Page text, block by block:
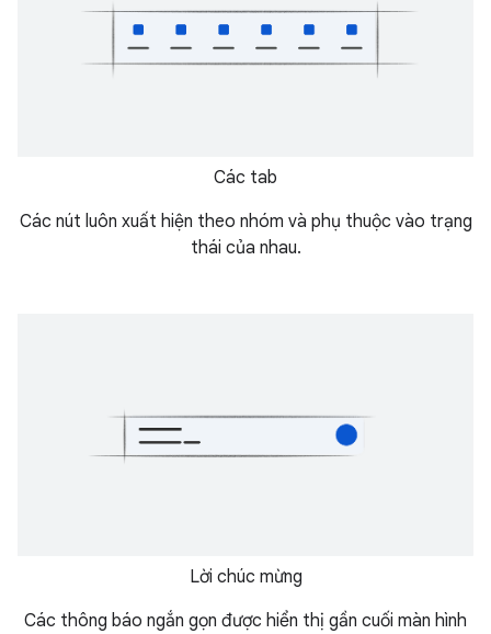
Các tab
Các nút luôn xuất hiện theo nhóm và phụ thuộc vào trạng
thái của nhau.
Lời chúc mừng
Các thông báo ngắn gọn được hiển thị gần cuối màn hình